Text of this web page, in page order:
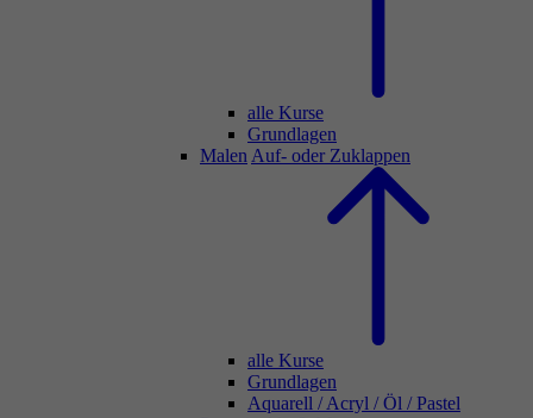
alle Kurse
Grundlagen
Malen Auf- oder Zuklappen
alle Kurse
Grundlagen
Aquarell / Acryl / Öl / Pastel